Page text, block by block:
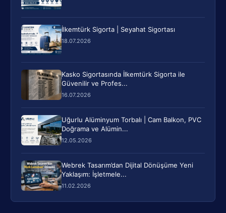
İlkemtürk Sigorta | Seyahat Sigortası
18.07.2026
Kasko Sigortasında İlkemtürk Sigorta ile
Güvenilir ve Profes...
16.07.2026
Uğurlu Alüminyum Torbalı | Cam Balkon, PVC
Doğrama ve Alümin...
12.05.2026
Webrek Tasarım’dan Dijital Dönüşüme Yeni
Yaklaşım: İşletmele...
11.02.2026